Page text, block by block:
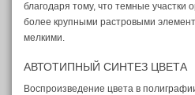
благодаря тому, что темные участки
более крупными растровыми
мелкими.
АВТОТИПНЫЙ СИНТЕЗ ЦВЕТА
Воспроизведение цвета в